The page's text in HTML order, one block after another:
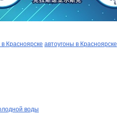
в Красноярске автоугоны в Красноярске
воды